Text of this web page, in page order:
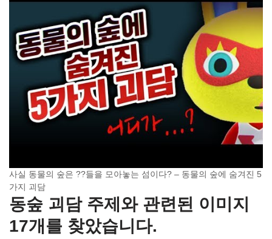
사실 동물의 숲은 ??들을 모아놓는 섬이다? – 동물의 숲에 숨겨진 5
가지 괴담
동숲 괴담 주제와 관련된 이미지
17개를 찾았습니다.